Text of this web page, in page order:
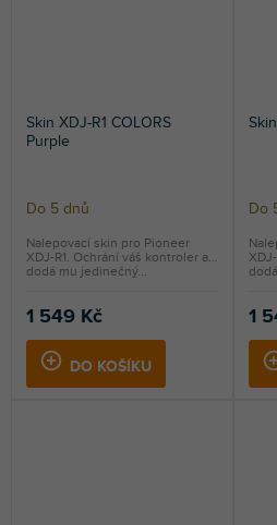
Skin XDJ-R1 COLORS
Purple
Do 5 dnů
1 549 Kč
DO KOŠÍKU
Nalepovací skin pro Pioneer
XDJ-R1. Ochrání váš kontroler a
dodá mu jedinečný...
Do
1